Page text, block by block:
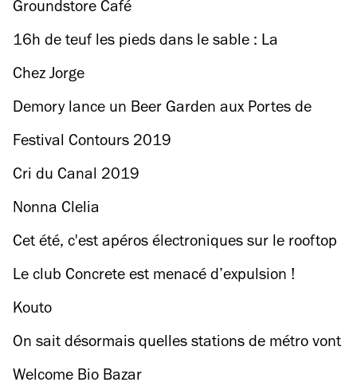
Groundstore Café
16h de teuf les pieds dans le sable : La
Guinguette à la Plage est de retour !
Chez Jorge
Demory lance un Beer Garden aux Portes de
Paris : pizzas, bières et jeux en plein air !
Festival Contours 2019
Cri du Canal 2019
Nonna Clelia
Cet été, c'est apéros électroniques sur le rooftop
de l'Arche de la Défense
Le club Concrete est menacé d’expulsion !
Kouto
On sait désormais quelles stations de métro vont
ouvrir toute la nuit !
Welcome Bio Bazar